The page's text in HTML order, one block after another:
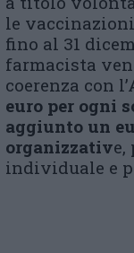
le
fino al 31
farmacista
coerenza con
euro per ogni
aggiunto un
organizzativ
individuale e